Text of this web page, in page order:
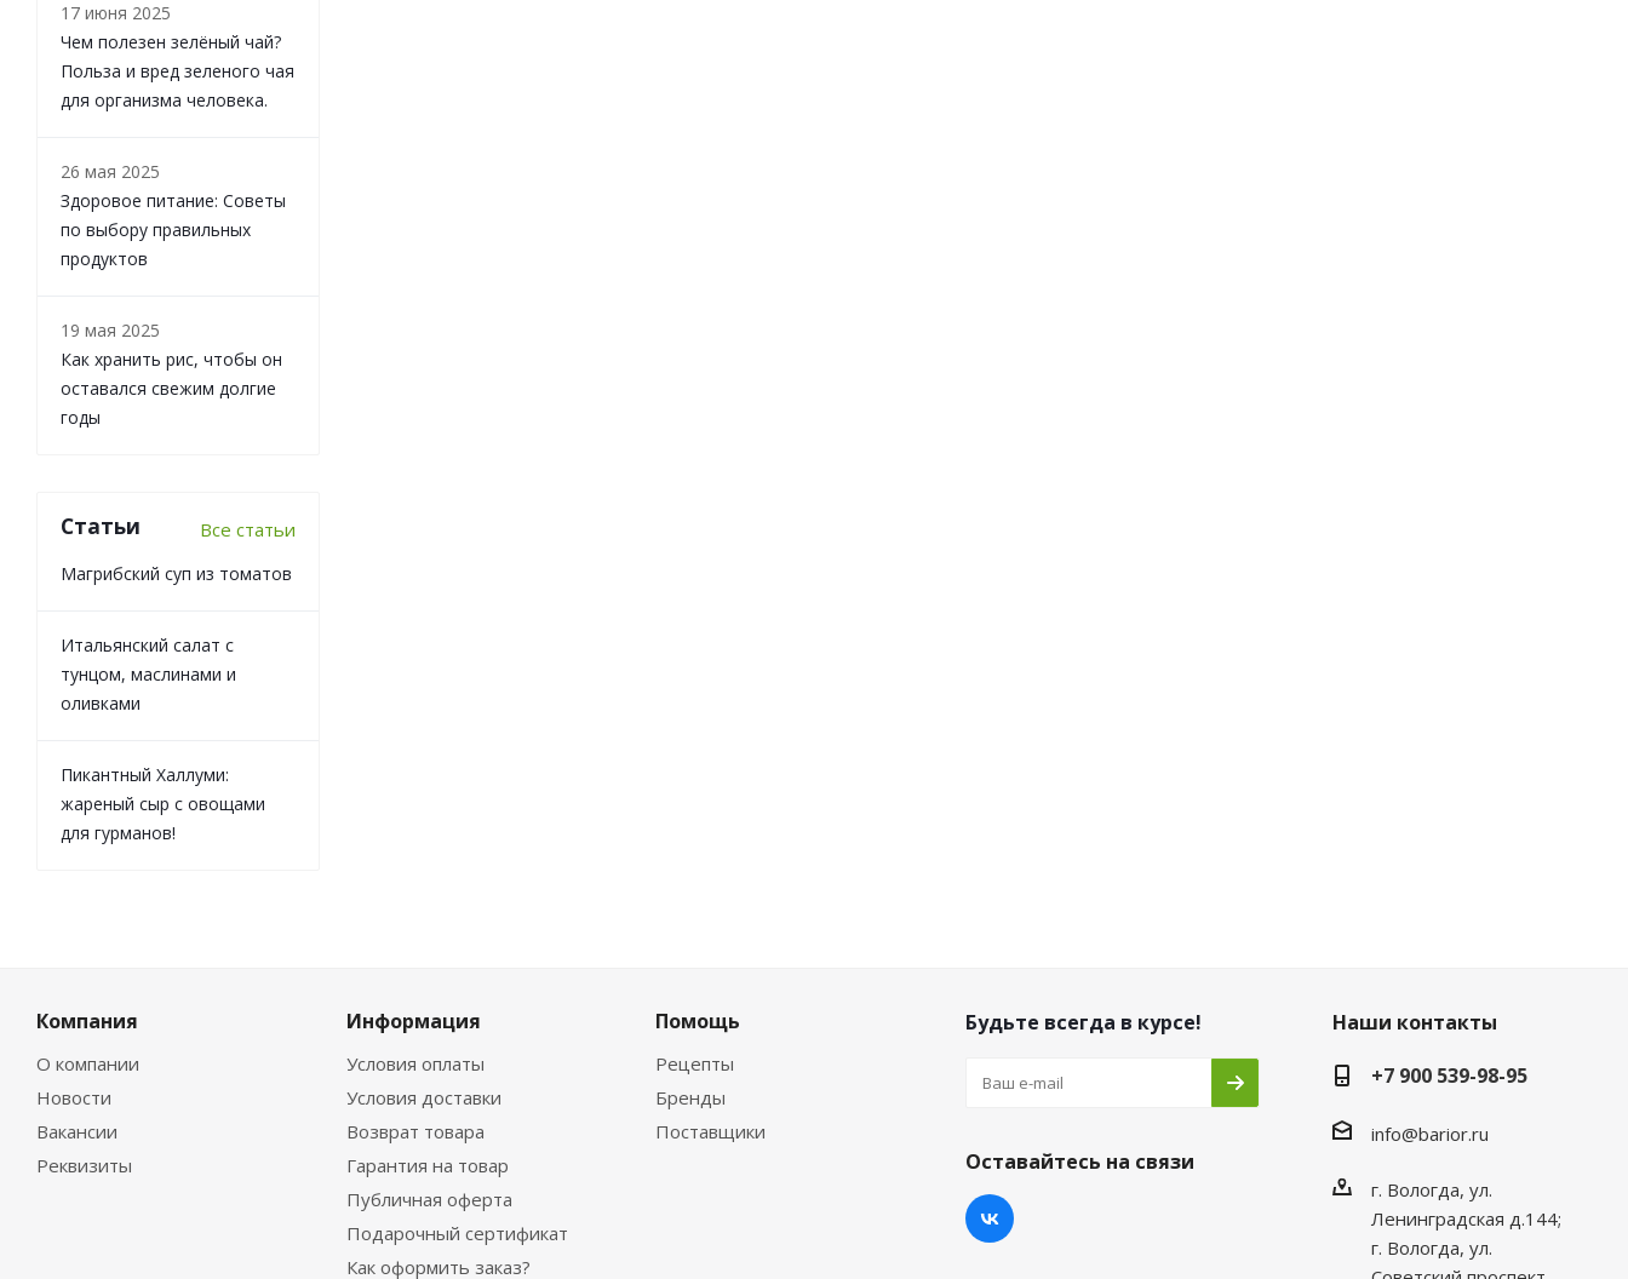
17 июня 2025
Чем полезен зелёный чай?
Польза и вред зеленого чая
для организма человека.
26 мая 2025
Здоровое питание: Советы
по выбору правильных
продуктов
19 мая 2025
Как хранить рис, чтобы он
оставался свежим долгие
годы
Статьи Все статьи
Магрибский суп из томатов
Итальянский салат с
тунцом, маслинами и
оливками
Пикантный Халлуми:
жареный сыр с овощами
для гурманов!
Компания
О компании
Новости
Вакансии
Реквизиты
Информация
Условия оплаты
Условия доставки
Возврат товара
Гарантия на товар
Публичная оферта
Подарочный сертификат
Как оформить заказ?
Помощь
Рецепты
Бренды
Поставщики
Будьте всегда в курсе!
Оставайтесь на связи
Наши контакты
+7 900 539-98-95
info@barior.ru
г. Вологда, ул.
Ленинградская д.144;
г. Вологда, ул.